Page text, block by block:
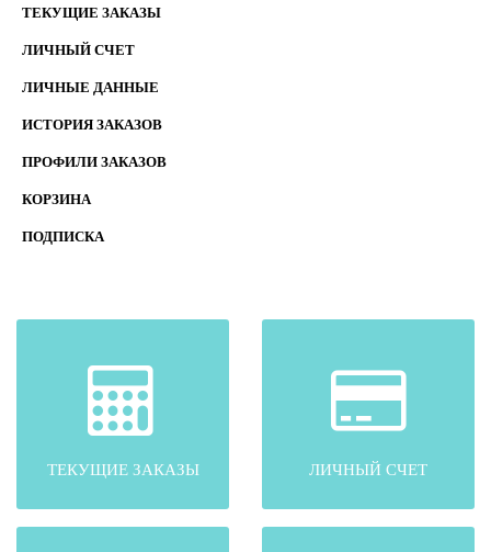
ТЕКУЩИЕ ЗАКАЗЫ
ЛИЧНЫЙ СЧЕТ
ЛИЧНЫЕ ДАННЫЕ
ИСТОРИЯ ЗАКАЗОВ
ПРОФИЛИ ЗАКАЗОВ
КОРЗИНА
ПОДПИСКА
ТЕКУЩИЕ ЗАКАЗЫ ЛИЧНЫЙ СЧЕТ